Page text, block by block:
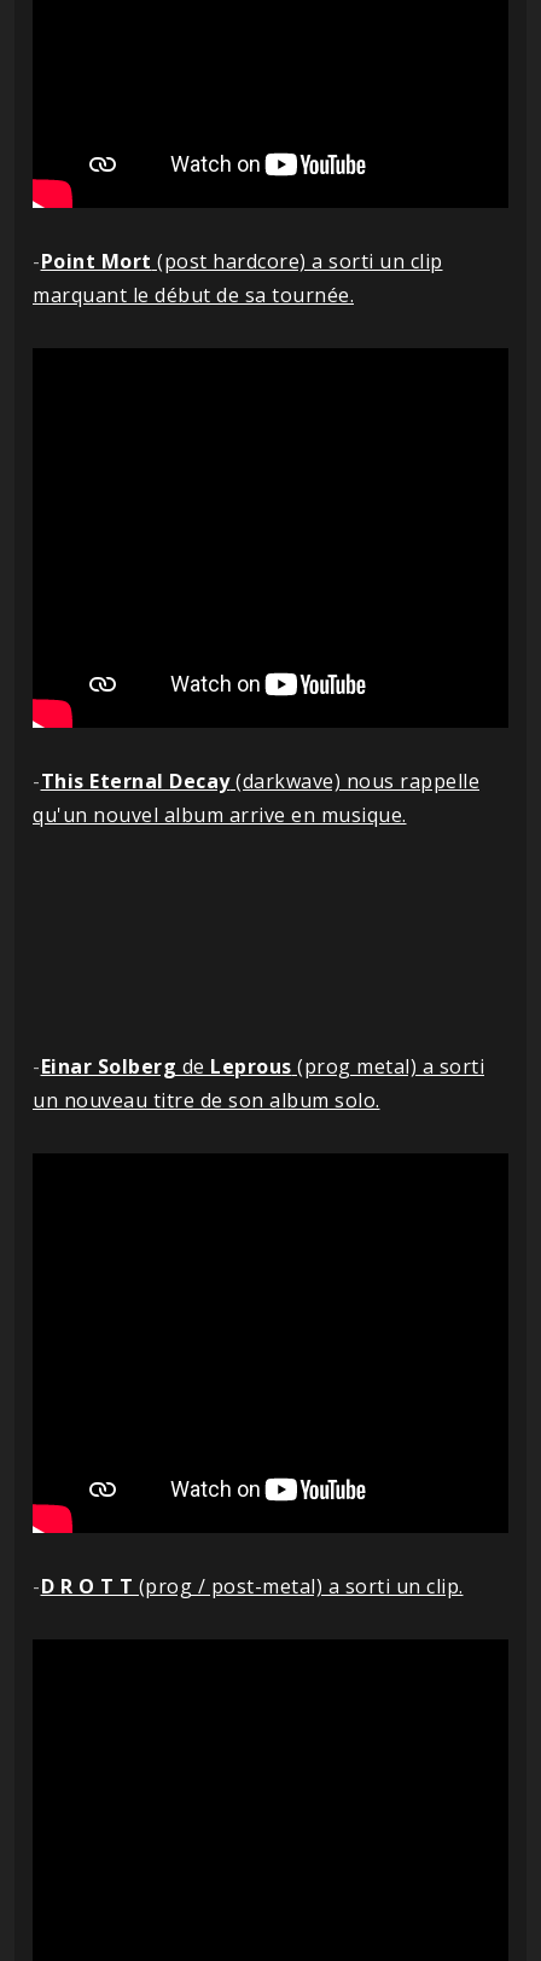
-Point Mort (post hardcore) a sorti un clip
marquant le début de sa tournée.
-This Eternal Decay(darkwave) nous rappelle
qu'un nouvel album arrive en musique.
-Einar Solberg de Leprous (prog metal) a sorti
un nouveau titre de son album solo.
-D R O T T (prog / post-metal) a sorti un clip.